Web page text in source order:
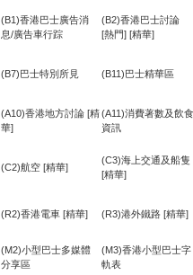
(B1)香港巴士廣告消
息/廣告車行踪
(B2)香港巴士討論
[熱門] [精華]
(B7)巴士特別所見 (B11)巴士精華區
(A10)香港地方討論 [精
華]
(A11)消費著數及飲食
資訊
(C2)航空 [精華]
(C3)海上交通及船隻
[精華]
(R2)香港電車 [精華] (R3)港外鐵路 [精華]
(M2)小型巴士多媒體
分享區
(M3)香港小型巴士字
軌表